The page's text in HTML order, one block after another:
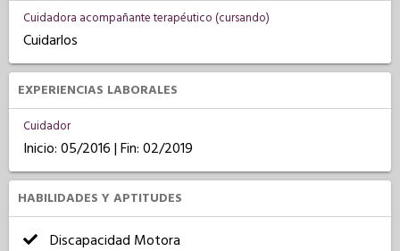
Cuidadora acompañante terapéutico (cursando)
Cuidarlos
EXPERIENCIAS LABORALES
Cuidador
Inicio: 05/2016 | Fin: 02/2019
HABILIDADES Y APTITUDES
Discapacidad Motora